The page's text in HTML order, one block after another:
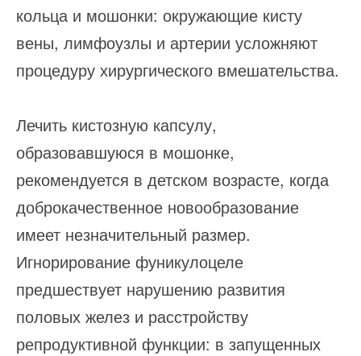
кольца и мошонки: окружающие кисту
вены, лимфоузлы и артерии усложняют
процедуру хирургического вмешательства.
Лечить кистозную капсулу,
образовавшуюся в мошонке,
рекомендуется в детском возрасте, когда
доброкачественное новообразование
имеет незначительный размер.
Игнорирование фуникулоцеле
предшествует нарушению развития
половых желез и расстройству
репродуктивной функции: в запущенных